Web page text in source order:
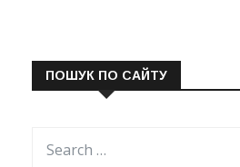
ПОШУК ПО САЙТУ